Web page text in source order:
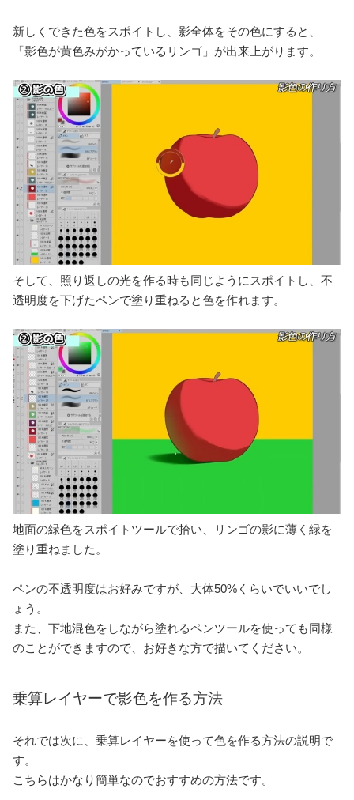
新しくできた色をスポイトし、影全体をその色にすると、
「影色が黄色みがかっているリンゴ」が出来上がります。
そして、照り返しの光を作る時も同じようにスポイトし、不
透明度を下げたペンで塗り重ねると色を作れます。
地面の緑色をスポイトツールで拾い、リンゴの影に薄く緑を
塗り重ねました。
ペンの不透明度はお好みですが、大体50%くらいでいいでし
ょう。
また、下地混色をしながら塗れるペンツールを使っても同様
のことができますので、お好きな方で描いてください。
乗算レイヤーで影色を作る方法
それでは次に、乗算レイヤーを使って色を作る方法の説明で
す。
こちらはかなり簡単なのでおすすめの方法です。